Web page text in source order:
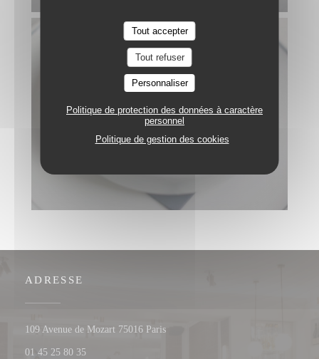
Tout accepter
Tout refuser
Personnaliser
Politique de protection des données à caractère
personnel
Politique de gestion des cookies
ADRESSE
109 Avenue de Mozart 75016 Paris((ouvre une nouvelle fenêtre))
01 45 25 80 35